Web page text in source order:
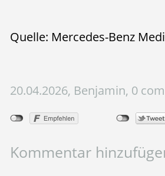
Quelle: Mercedes-Benz
20.04.2026, Benjamin, 0
Kommentar